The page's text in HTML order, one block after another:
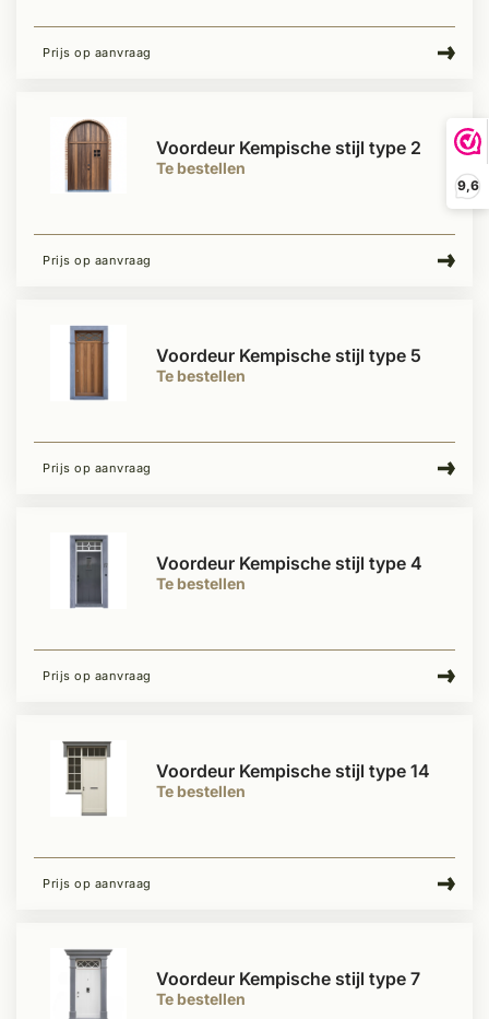
9,6
Prijs op aanvraag
Te bestellen
Voordeur Kempische stijl type 2
Prijs op aanvraag
Te bestellen
Voordeur Kempische stijl type 5
Prijs op aanvraag
Te bestellen
Voordeur Kempische stijl type 4
Prijs op aanvraag
Te bestellen
Voordeur Kempische stijl type 14
Prijs op aanvraag
Te bestellen
Voordeur Kempische stijl type 7